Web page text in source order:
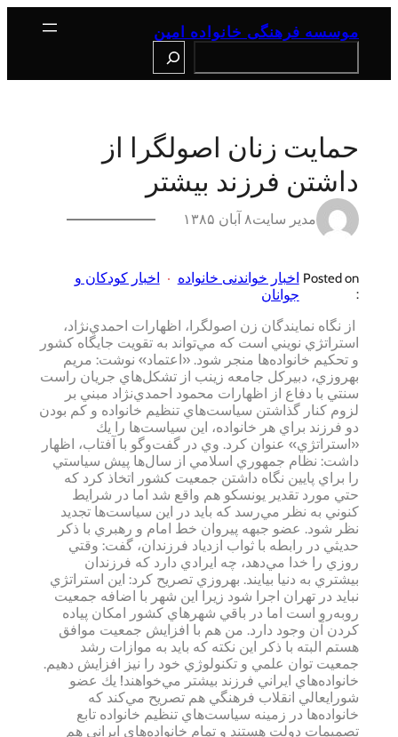
موسسه فرهنگی خانواده امین
حمايت‌ زنان‌ اصولگرا از
داشتن‌ فرزند بيشتر
مدیر سایت۸ آبان ۱۳۸۵
Posted on
:
اخبار خواندنی خانواده
اخبار کودکان و
جوانان
از نگاه‌ نمايندگان‌ زن‌ اصولگرا، اظهارات‌ احمدي‌نژاد،
استراتژي‌ نويني‌ است‌ كه‌ مي‌تواند به‌ تقويت‌ جايگاه‌ كشور
و تحكيم‌ خانواده‌ها منجر شود. «اعتماد» نوشت: مريم‌
بهروزي‌، دبيركل‌ جامعه‌ زينب‌ از تشكل‌هاي‌ جريان‌ راست‌
سنتي‌ با دفاع‌ از اظهارات‌ محمود احمدي‌نژاد مبني‌ بر
لزوم‌ كنار گذاشتن‌ سياست‌هاي‌ تنظيم‌ خانواده‌ و كم‌ بودن‌
دو فرزند براي‌ هر خانواده‌، اين‌ سياست‌‌ها را يك‌
«استراتژي‌» عنوان‌ كرد. وي‌ در گفت‌و‌گو با آفتاب‌، اظهار
داشت‌: نظام‌ جمهوري‌ اسلامي‌ از سال‌ها پيش‌ سياستي‌
را براي‌ پايين‌ نگاه‌ داشتن‌ جمعيت‌ كشور اتخاذ كرد كه‌
حتي‌ مورد تقدير يونسكو هم‌ واقع‌ شد اما در شرايط‌
كنوني‌ به‌ نظر مي‌رسد كه‌ بايد در اين‌ سياست‌‌ها تجديد
نظر شود. عضو جبهه‌ پيروان‌ خط‌ امام‌ و رهبري‌ با ذكر
حديثي‌ در رابطه‌ با ثواب‌ ازدياد فرزندان‌، گفت‌: وقتي‌
روزي‌ را خدا مي‌دهد، چه‌ ايرادي‌ دارد كه‌ فرزندان‌
بيشتري‌ به‌ دنيا بيايند. بهروزي‌ تصريح‌ كرد: اين‌ استراتژي‌
نبايد در تهران‌ اجرا شود زيرا اين‌ شهر با اضافه‌ جمعيت‌
روبه‌رو است‌ اما در باقي‌ شهرهاي‌ كشور امكان‌ پياده‌
كردن‌ آن‌ وجود دارد. من‌ هم‌ با افزايش‌ جمعيت‌ موافق‌
هستم‌ البته‌ با ذكر اين‌ نكته‌ كه‌ بايد به‌ موازات‌ رشد
جمعيت‌ توان‌ علمي‌ و تكنولوژي‌ خود را نيز افزايش‌ دهيم‌.
خانواده‌‌هاي‌ ايراني‌ فرزند بيشتر مي‌خواهند! يك‌ عضو
شورايعالي‌ انقلاب‌ فرهنگي‌ هم‌ تصريح‌ مي‌كند كه‌
خانواده‌ها در زمينه‌ سياست‌هاي‌ تنظيم‌ خانواده‌ تابع‌
تصميمات‌ دولت‌ هستند و تمام‌ خانواده‌هاي‌ ايراني‌ هم‌